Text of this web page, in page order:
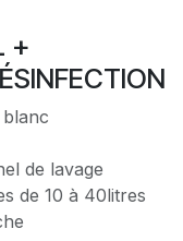
+
de lavage
de 10 à 40litres